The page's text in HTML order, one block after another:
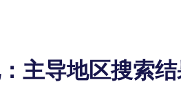
主导地区搜索